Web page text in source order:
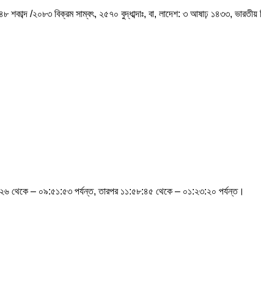
/২০৮৩ বিক্রম সাম্বৎ, ২৫৭০ বুদ্ধাব্দাঃ, বা, লাদেশ: ৩ আষাঢ় ১৪৩৩,
থেকে – ০৯:৫১:৫৩ পর্যন্ত, তারপর ১১:৫৮:৪৫ থেকে – ০১:২৩:২০ পর্যন্ত।